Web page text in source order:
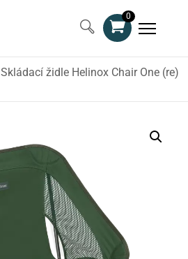
0
Skládací židle Helinox Chair One (re)